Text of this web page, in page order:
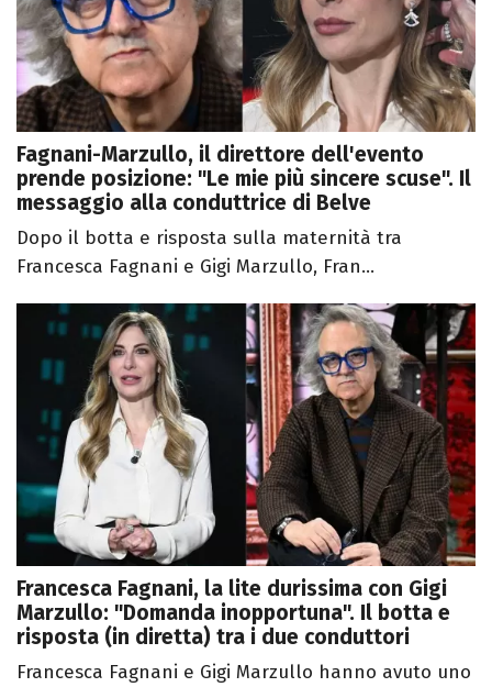
Fagnani-Marzullo, il direttore dell'evento
prende posizione: "Le mie più sincere scuse". Il
messaggio alla conduttrice di Belve
Dopo il botta e risposta sulla maternità tra
Francesca Fagnani e Gigi Marzullo, Fran...
Francesca Fagnani, la lite durissima con Gigi
Marzullo: "Domanda inopportuna". Il botta e
risposta (in diretta) tra i due conduttori
Francesca Fagnani e Gigi Marzullo hanno avuto uno